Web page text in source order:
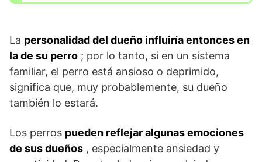
La personalidad del dueño influiría entonces en
la de su perro ; por lo tanto, si en un sistema
familiar, el perro está ansioso o deprimido,
significa que, muy probablemente, su dueño
también lo estará.
Los perros pueden reflejar algunas emociones
de sus dueños , especialmente ansiedad y